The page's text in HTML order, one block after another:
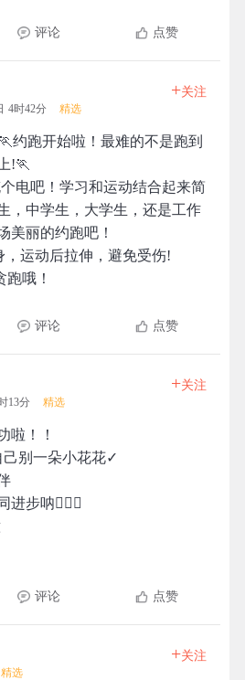
评论 点赞
4时42分 精选
+关注
约跑开始啦！最难的不是跑到
!🏃
电吧！学习和运动结合起来简
，中学生，大学生，还是工作
美丽的约跑吧！
运动后拉伸，避免受伤!
哦！
评论 点赞
13分 精选
+关注
啦！！
己别一朵小花花✓
步呐🙋🏻‍♀️
评论 点赞
精选
+关注